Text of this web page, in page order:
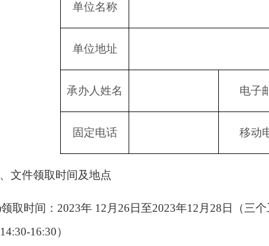
单位名称
单位地址
承办人姓名 电子
固定电话 移动
文件领取时间及地点
取时间：2023年 12 月 26 日至2023年12 月 28 日（三
16:30）